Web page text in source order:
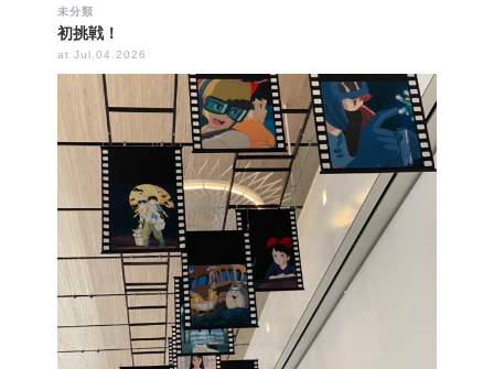
未分類
初挑戦！
at Jul.04.2026